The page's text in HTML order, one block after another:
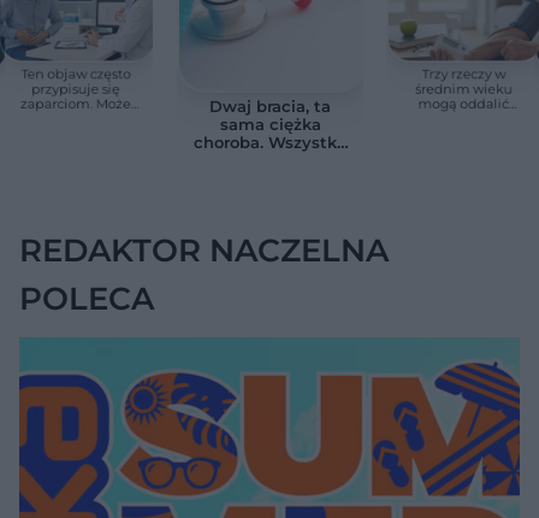
Ten objaw często
przypisuje się
zaparciom. Może
Dwaj bracia, ta
sama ciężka
choroba. Wszystko
Trzy rzeczy w
średnim wieku
mogą oddalić
REDAKTOR NACZELNA
POLECA